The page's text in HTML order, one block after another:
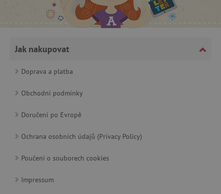
Jak nakupovat
Doprava a platba
Obchodní podmínky
Doručení po Evropě
Ochrana osobních údajů (Privacy Policy)
Poučení o souborech cookies
Impressum
cjConsent